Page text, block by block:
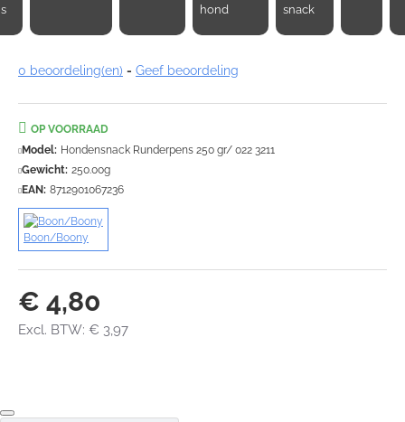
hond
snack
0 beoordeling(en) - Geef beoordeling
€ 4,80
Excl. BTW: € 3,97
OP VOORRAAD
Model: Hondensnack Runderpens 250 gr/ 022 3211
Gewicht: 250.00g
EAN: 8712901067236
Boon/Boony